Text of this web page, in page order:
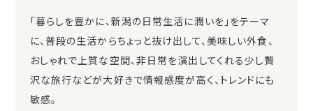
「暮らしを豊かに、新潟の日常生活に潤いを」をテーマ
に、普段の生活からちょっと抜け出して、美味しい外食、
おしゃれで上質な空間、非日常を演出してくれる少し贅
沢な旅行などが大好きで情報感度が高く、トレンドにも
敏感。